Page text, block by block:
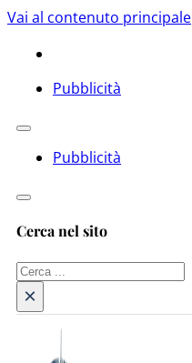
Vai al contenuto principale
Pubblicità
Pubblicità
Cerca nel sito
Cerca
×